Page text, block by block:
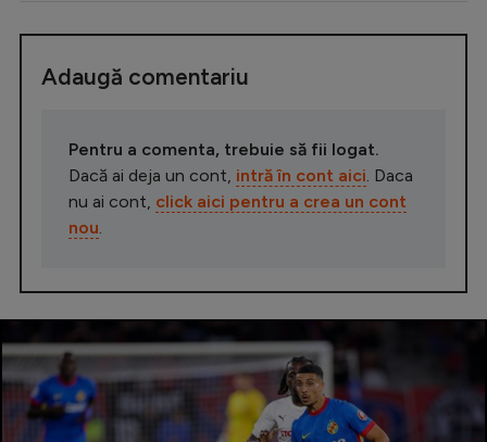
Adaugă comentariu
Pentru a comenta, trebuie să fii logat.
Dacă ai deja un cont, intră în cont aici. Daca
nu ai cont, click aici pentru a crea un cont
nou.